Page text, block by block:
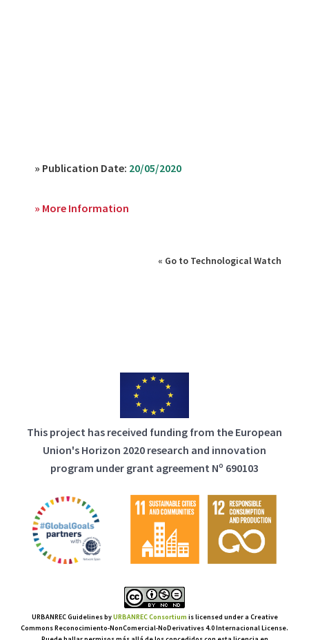
» Publication Date: 20/05/2020
» More Information
« Go to Technological Watch
This project has received funding from the European
Union's Horizon 2020 research and innovation
program under grant agreement Nº 690103
URBANREC GuidelinesbyURBANREC Consortium is licensed under a Creative
Commons Reconocimiento-NonComercial-NoDerivatives 4.0 Internacional License.